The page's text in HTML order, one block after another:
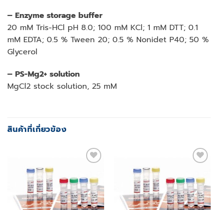
– Enzyme storage buffer
20 mM Tris-HCl pH 8.0; 100 mM KCl; 1 mM DTT; 0.1
mM EDTA; 0.5 % Tween 20; 0.5 % Nonidet P40; 50 %
Glycerol
– PS-Mg2+ solution
MgCl2 stock solution, 25 mM
สินค้าที่เกี่ยวข้อง
wishlist wishlist